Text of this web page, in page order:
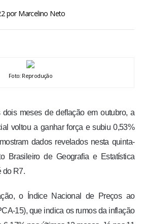
porMarcelino Neto
Foto: Reprodução
dois meses de deflação em outubro, a
voltou a ganhar força e subiu 0,53%
dados revelados nesta quinta-
Brasileiro de Geografia e Estatística
do R7.
o Índice Nacional de Preços ao
15), que indica os rumos da inflação